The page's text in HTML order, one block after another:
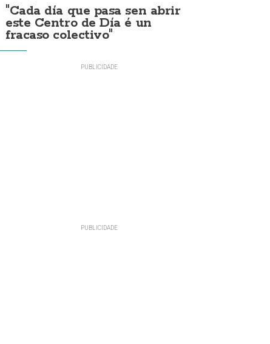
"Cada día que pasa sen abrir
este Centro de Día é un
fracaso colectivo"